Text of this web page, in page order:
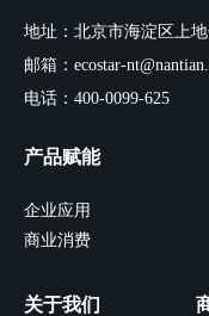
产品赋能
企业应用
商业消费
关于我们
地址：北京市海淀区上
邮箱：ecostar-
电话：400-0099-625